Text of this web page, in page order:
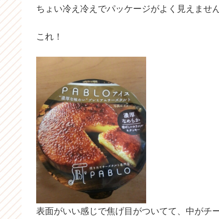
ちょい冷え冷えでパッケージがよく見えませ
これ！
表面がいい感じで焦げ目がついてて、中がチ